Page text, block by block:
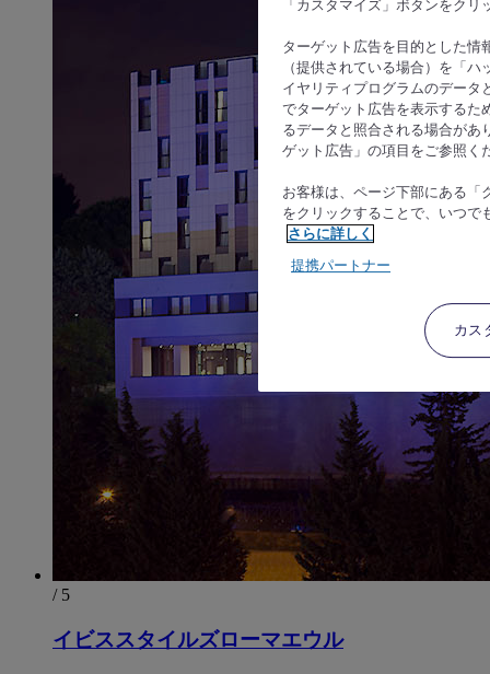
/ 5
イビススタイルズローマエウル
「カスタマイズ」ボタンをク
ターゲット広告を目的とした情
（提供されている場合）を「
イヤリティプログラムのデータ
でターゲット広告を表示するた
るデータと照合される場合があ
ゲット広告」の項目をご参照く
お客様は、ページ下部にある「
をクリックすることで、いつで
さらに詳しく
提携パートナー
カス